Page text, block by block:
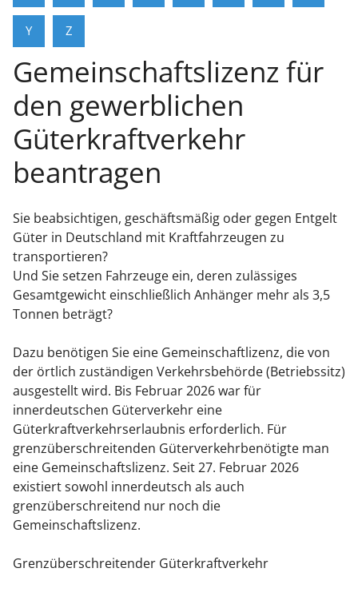
Y Z
Gemeinschaftslizenz für
den gewerblichen
Güterkraftverkehr
beantragen
Sie beabsichtigen, geschäftsmäßig oder gegen Entgelt
Güter in Deutschland mit Kraftfahrzeugen zu
transportieren?
Und Sie setzen Fahrzeuge ein, deren zulässiges
Gesamtgewicht einschließlich Anhänger mehr als 3,5
Tonnen beträgt?
Dazu benötigen Sie eine Gemeinschaftlizenz, die von
der örtlich zuständigen Verkehrsbehörde (Betriebssitz)
ausgestellt wird. Bis Februar 2026 war für
innerdeutschen Güterverkehr eine
Güterkraftverkehrserlaubnis erforderlich. Für
grenzüberschreitenden Güterverkehrbenötigte man
eine Gemeinschaftslizenz. Seit 27. Februar 2026
existiert sowohl innerdeutsch als auch
grenzüberschreitend nur noch die
Gemeinschaftslizenz.
Grenzüberschreitender Güterkraftverkehr